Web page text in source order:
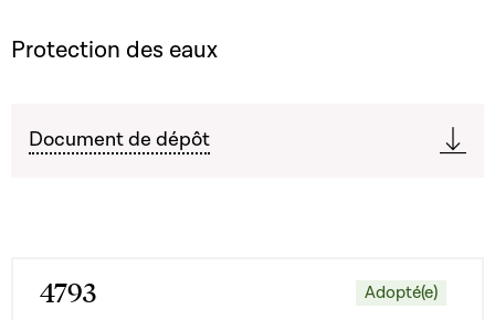
Protection des eaux
Document de dépôt
4793
Adopté(e)